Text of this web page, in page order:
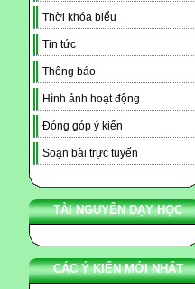
Thời khóa biểu
Tin tức
Thông báo
Hình ảnh hoạt động
Đóng góp ý kiến
Soạn bài trực tuyến
TÀI NGUYÊN DẠY HỌC
CÁC Ý KIẾN MỚI NHẤT